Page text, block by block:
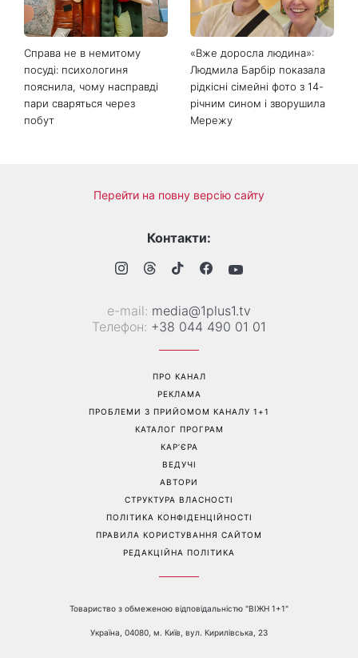
Справа не в немитому
посуді: психологиня
пояснила, чому насправді
пари сваряться через
побут
«Вже доросла людина»:
Людмила Барбір показала
рідкісні сімейні фото з 14-
річним сином і зворушила
Мережу
Перейти на повну версію сайту
Контакти:
е-mail: media@1plus1.tv
Телефон: +38 044 490 01 01
ПРО КАНАЛ
РЕКЛАМА
ПРОБЛЕМИ З ПРИЙОМОМ КАНАЛУ 1+1
КАТАЛОГ ПРОГРАМ
КАР’ЄРА
ВЕДУЧІ
АВТОРИ
СТРУКТУРА ВЛАСНОСТІ
ПОЛІТИКА КОНФІДЕНЦІЙНОСТІ
ПРАВИЛА КОРИСТУВАННЯ САЙТОМ
РЕДАКЦІЙНА ПОЛІТИКА
Товариство з обмеженою відповідальністю "ВІЖН 1+1"
Україна, 04080, м. Київ, вул. Кирилівська, 23